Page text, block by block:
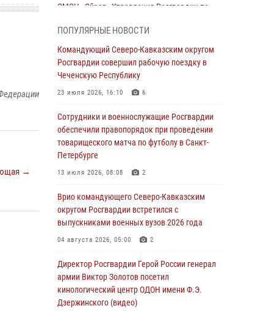
→
ОМОН «Ойрат» Управления Росгвардии по
Росгвардейцы обеспечили безопасность
«Поезда Победы» в Кузбассе
08 августа 2026, 07:00
В Кабардино-Балкарии сотрудники
Росгвардии провели турнир по настольному
теннису ко Дню физкультурника
08 августа 2026, 07:00
медикам и девушке с ограниченными
возможностями здоровья (видео)
08 августа 2026, 06:32 1
память товарища на тактическом турнире
(видео)
08 августа 2026, 06:15 9 1
ПОПУЛЯРНЫЕ НОВОСТИ
Командующий Северо-Кавказским округом
Росгвардии совершил рабочую поездку в
Чеченскую Республику
23 июля 2026, 16:10 6
Сотрудники и военнослужащие Росгвардии
обеспечили правопорядок при проведении
товарищеского матча по футболу в Санкт-
Петербурге
13 июля 2026, 08:08 2
Врио командующего Северо-Кавказским
округом Росгвардии встретился с
выпускниками военных вузов 2026 года
04 августа 2026, 05:00 2
Директор Росгвардии Герой России генерал
армии Виктор Золотов посетил
кинологический центр ОДОН имени Ф.Э.
Дзержинского (видео)